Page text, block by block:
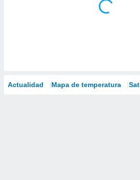
Actualidad Mapa de temperatura